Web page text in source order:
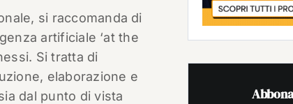
si raccomanda di
artificiale ‘at the
Si tratta di
elaborazione e
dal punto di vista